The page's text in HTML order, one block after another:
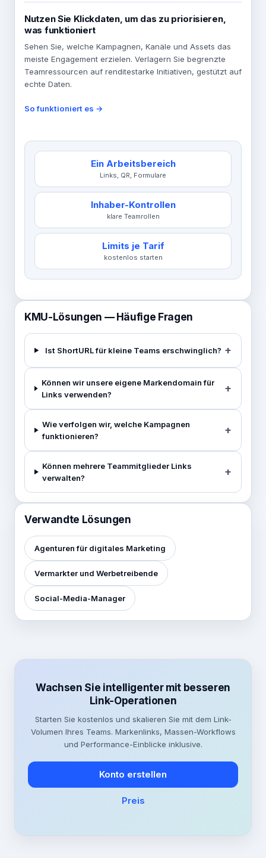
Nutzen Sie Klickdaten, um das zu priorisieren,
was funktioniert
Sehen Sie, welche Kampagnen, Kanäle und Assets das
meiste Engagement erzielen. Verlagern Sie begrenzte
Teamressourcen auf renditestarke Initiativen, gestützt auf
echte Daten.
So funktioniert es →
Ein Arbeitsbereich
Links, QR, Formulare
Inhaber-Kontrollen
klare Teamrollen
Limits je Tarif
kostenlos starten
KMU-Lösungen — Häufige Fragen
Ist ShortURL für kleine Teams erschwinglich?
Können wir unsere eigene Markendomain für
Links verwenden?
Wie verfolgen wir, welche Kampagnen
funktionieren?
Können mehrere Teammitglieder Links
verwalten?
Verwandte Lösungen
Agenturen für digitales Marketing
Vermarkter und Werbetreibende
Social-Media-Manager
Wachsen Sie intelligenter mit besseren
Link-Operationen
Starten Sie kostenlos und skalieren Sie mit dem Link-
Volumen Ihres Teams. Markenlinks, Massen-Workflows
und Performance-Einblicke inklusive.
Konto erstellen
Preis